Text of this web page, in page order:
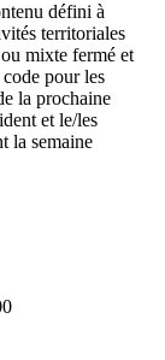
défini à
territoriales
mixte fermé et
pour les
la prochaine
et le/les
la semaine